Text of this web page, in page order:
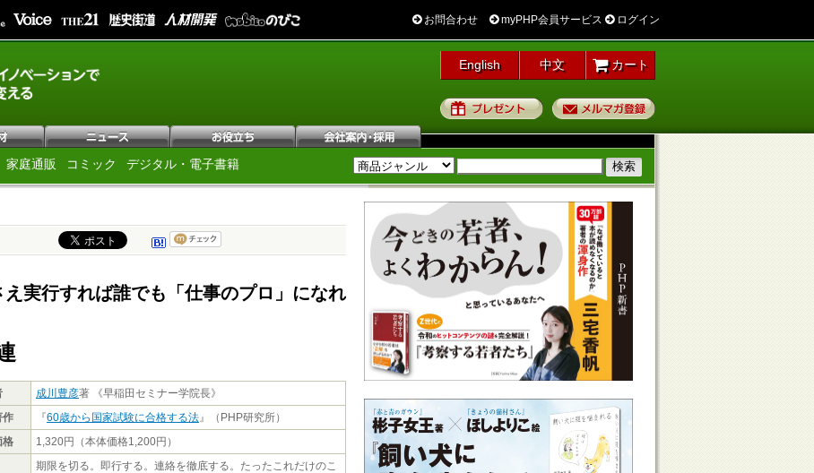
お問合わせ myPHP会員サービス ログイン
English 中文 カート
プレゼント
家庭通販 コミック デジタル・電子書籍
え実行すれば誰でも「仕事のプロ」になれ
成川豊彦著 《早稲田セミナー学院長》
作
『60歳から国家試験に合格する法』（PHP研究所）
格
1,320円（本体価格1,200円）
期限を切る。即行する。連絡を徹底する。たったこれだけのこ